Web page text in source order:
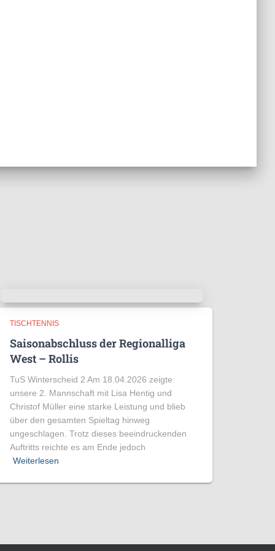
TISCHTENNIS
Saisonabschluss der Regionalliga
West – Rollis
TuS Winterscheid 2 Am 18.04.2026 zeigte
unsere 2. Mannschaft mit Lisa Hentig und
Christof Müller eine starke Leistung und blieb
über den gesamten Spieltag hinweg
ungeschlagen. Trotz dieses beeindruckenden
Auftritts reichte es am Ende jedoch
Weiterlesen